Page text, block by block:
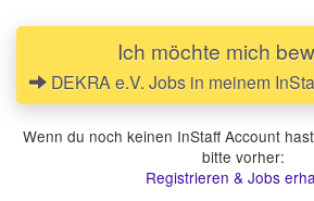
Ich möchte mich
DEKRA e.V. Jobs in meinem
Wenn du noch keinen InStaff Account
bitte vorher:
Registrieren & Jobs